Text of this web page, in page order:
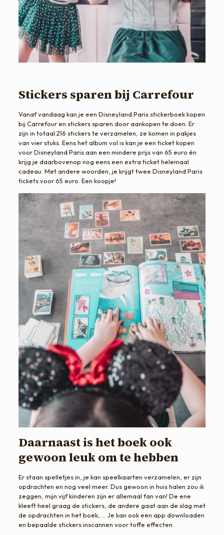
Stickers sparen bij Carrefour
Vanaf vandaag kan je een Disneyland Paris stickerboek kopen
bij Carrefour en stickers sparen door aankopen te doen. Er
zijn in totaal 216 stickers te verzamelen, ze komen in pakjes
van vier stuks. Eens het album vol is kan je een ticket kopen
voor Disneyland Paris aan een mindere prijs van 65 euro én
krijg je daarbovenop nog eens een extra ticket helemaal
cadeau. Met andere woorden, je krijgt twee Disneyland Paris
tickets voor 65 euro. Een koopje!
Daarnaast is het boek ook
gewoon leuk om te hebben
Er staan spelletjes in, je kan speelkaarten verzamelen, er zijn
opdrachten en nog veel meer. Dus gewoon in huis halen zou ik
zeggen, mijn vijf kinderen zijn er allemaal fan van! De ene
kleeft heel graag de stickers, de andere gaat aan de slag met
de opdrachten in het boek, … Je kan ook een app downloaden
en bepaalde stickers inscannen voor toffe effecten.